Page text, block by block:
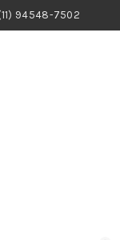
94548-7502